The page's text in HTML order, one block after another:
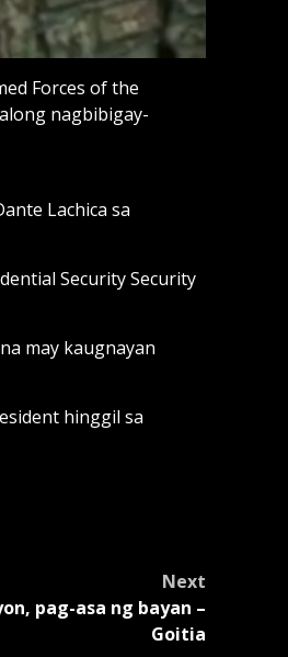
Forces of the
nagbibigay-
Lachica sa
Security Security
may kaugnayan
hinggil sa
Next
pag-asa ng bayan –
Goitia